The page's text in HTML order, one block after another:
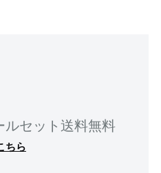
ルセット送料無料
ちら